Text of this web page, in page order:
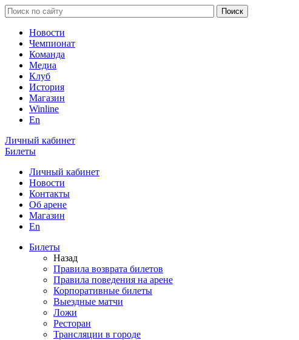
Новости
Чемпионат
Команда
Медиа
Клуб
История
Магазин
Winline
En
Личный кабинет
Билеты
Личный кабинет
Новости
Контакты
Об арене
Магазин
En
Билеты
Назад
Правила возврата билетов
Правила поведения на арене
Корпоративные билеты
Выездные матчи
Ложи
Ресторан
Трансляции в городе